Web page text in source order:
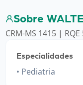
Sobre
CRM-MS 1415 |
Especialidades
Pediatria